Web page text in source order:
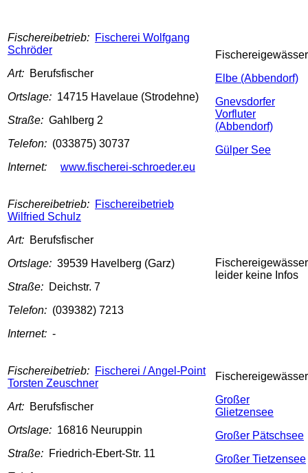
Fischereibetrieb: Fischerei Wolfgang
Schröder
Art: Berufsfischer
Ortslage: 14715 Havelaue (Strodehne)
Straße: Gahlberg 2
Telefon: (033875) 30737
Internet:
www.fischerei-schroeder.eu
Fischereigewässer
Elbe (Abbendorf)
Gnevsdorfer
Vorfluter
(Abbendorf)
Gülper See
Fischereibetrieb: Fischereibetrieb
Wilfried Schulz
Art: Berufsfischer
Ortslage: 39539 Havelberg (Garz)
Straße: Deichstr. 7
Telefon: (039382) 7213
Internet: -
Fischereigewässer
leider keine Infos
Fischereibetrieb: Fischerei / Angel-Point
Torsten Zeuschner
Art: Berufsfischer
Ortslage: 16816 Neuruppin
Straße: Friedrich-Ebert-Str. 11
Fischereigewässer
Großer
Glietzensee
Großer Pätschsee
Großer Tietzensee